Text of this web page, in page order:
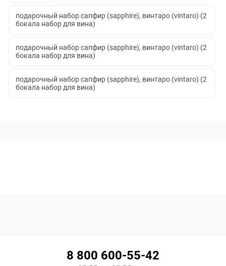
подарочный набор сапфир (sapphire), винтаро (vintaro) (2
бокала набор для вина)
подарочный набор сапфир (sapphire), винтаро (vintaro) (2
бокала набор для вина)
подарочный набор сапфир (sapphire), винтаро (vintaro) (2
бокала набор для вина)
8 800 600-55-42